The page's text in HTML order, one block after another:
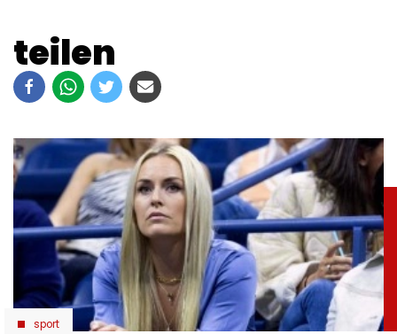
teilen
sport